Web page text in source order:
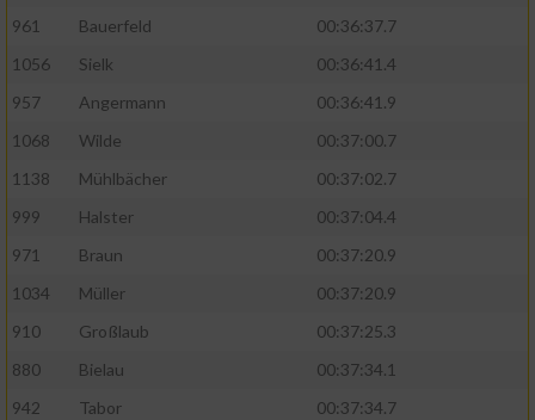
961
Bauerfeld
00:36:37.7
1056
Sielk
00:36:41.4
957
Angermann
00:36:41.9
1068
Wilde
00:37:00.7
1138
Mühlbächer
00:37:02.7
999
Halster
00:37:04.4
971
Braun
00:37:20.9
1034
Müller
00:37:20.9
910
Großlaub
00:37:25.3
880
Bielau
00:37:34.1
942
Tabor
00:37:34.7